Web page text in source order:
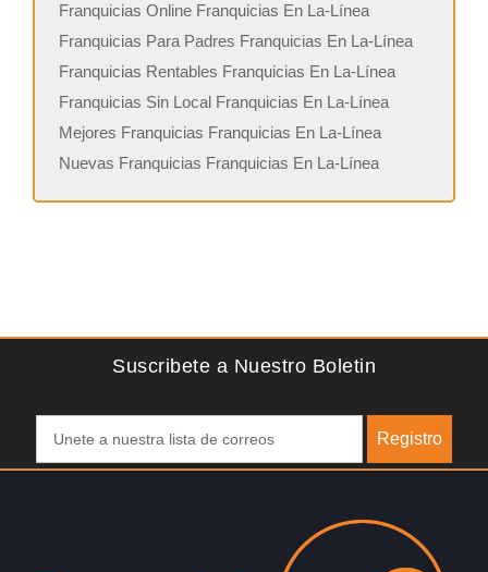
Franquicias Online Franquicias En La-Línea
Franquicias Para Padres Franquicias En La-Línea
Franquicias Rentables Franquicias En La-Línea
Franquicias Sin Local Franquicias En La-Línea
Mejores Franquicias Franquicias En La-Línea
Nuevas Franquicias Franquicias En La-Línea
Suscribete a Nuestro Boletin
Registro